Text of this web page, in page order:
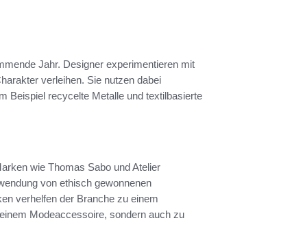
Jahr. Designer experimentieren mit
verleihen. Sie nutzen dabei
Beispiel recycelte Metalle und textilbasierte
wie Thomas Sabo und Atelier
von ethisch gewonnenen
verhelfen der Branche zu einem
Modeaccessoire, sondern auch zu